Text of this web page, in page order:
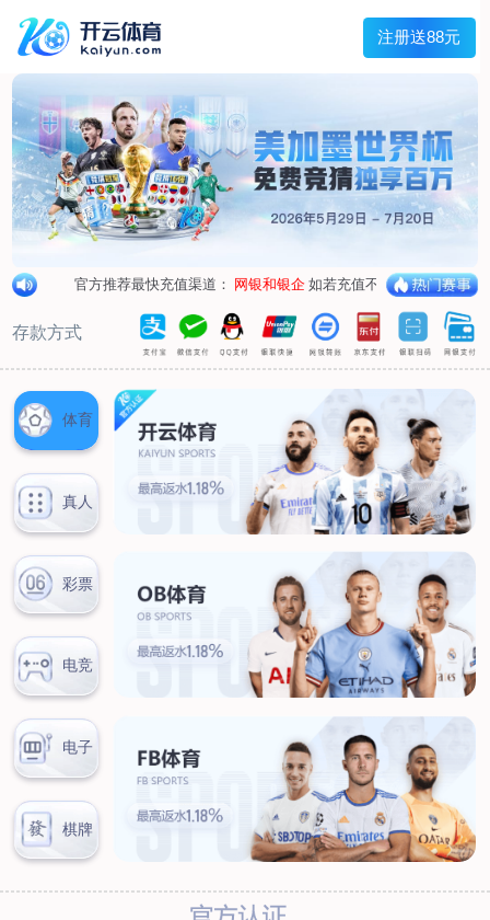
首页
关于我们
荣誉资质
合作伙伴
产品中心
烤箱纸
蜡纸
防油纸
糖果包装纸
汉堡包装纸
包肉纸
吸油纸
新闻展示
公司新闻
行业资讯
联系我们
联系方式
客户留言
扫码咨询